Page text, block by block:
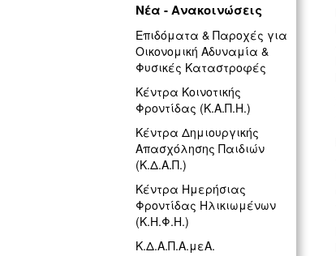
Νέα - Ανακοινώσεις
Επιδόματα & Παροχές για
Οικονομική Αδυναμία &
Φυσικές Καταστροφές
Κέντρα Κοινοτικής
Φροντίδας (Κ.Α.Π.Η.)
Κέντρα Δημιουργικής
Απασχόλησης Παιδιών
(Κ.Δ.Α.Π.)
Κέντρα Ημερήσιας
Φροντίδας Ηλικιωμένων
(Κ.Η.Φ.Η.)
Κ.Δ.Α.Π.Α.μεΑ.